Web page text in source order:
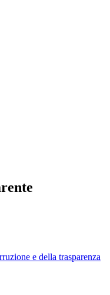
e della trasparenza